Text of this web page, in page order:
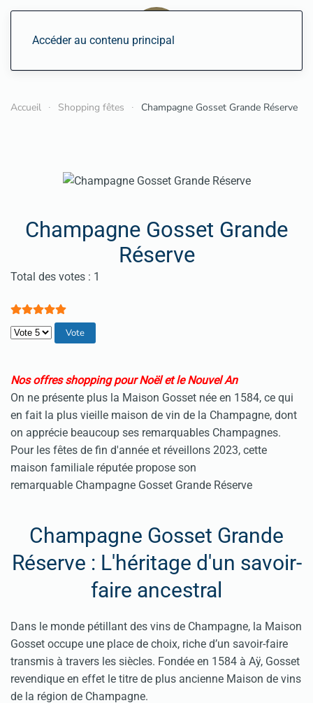
Accéder au contenu principal
Accueil Shopping fêtes Champagne Gosset Grande Réserve
Champagne Gosset Grande
Réserve
Vote utilisateur:5/
Total des votes : 1
Veuillez voter
Nos offres shopping pour Noël et le Nouvel An
On ne présente plus la Maison Gosset née en 1584, ce qui
en fait la plus vieille maison de vin de la Champagne, dont
on apprécie beaucoup ses remarquables Champagnes.
Pour les fêtes de fin d'année et réveillons 2023, cette
maison familiale réputée propose son
remarquable Champagne Gosset Grande Réserve
Champagne Gosset Grande
Réserve : L'héritage d'un savoir-
faire ancestral
Dans le monde pétillant des vins de Champagne, la Maison
Gosset occupe une place de choix, riche d’un savoir-faire
transmis à travers les siècles. Fondée en 1584 à Aÿ, Gosset
revendique en effet le titre de plus ancienne Maison de vins
de la région de Champagne.